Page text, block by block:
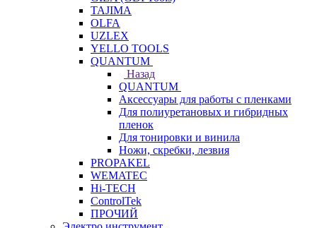
TAJIMA
OLFA
UZLEX
YELLO TOOLS
QUANTUM
Назад
QUANTUM
Аксессуары для работы с пленками
Для полиуретановых и гибридных
пленок
Для тонировки и винила
Ножи, скребки, лезвия
PROPAKEL
WEMATEC
Hi-TECH
ControlTek
ПРОЧИЙ